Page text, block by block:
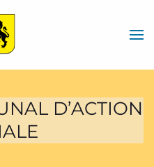
D’ACTION